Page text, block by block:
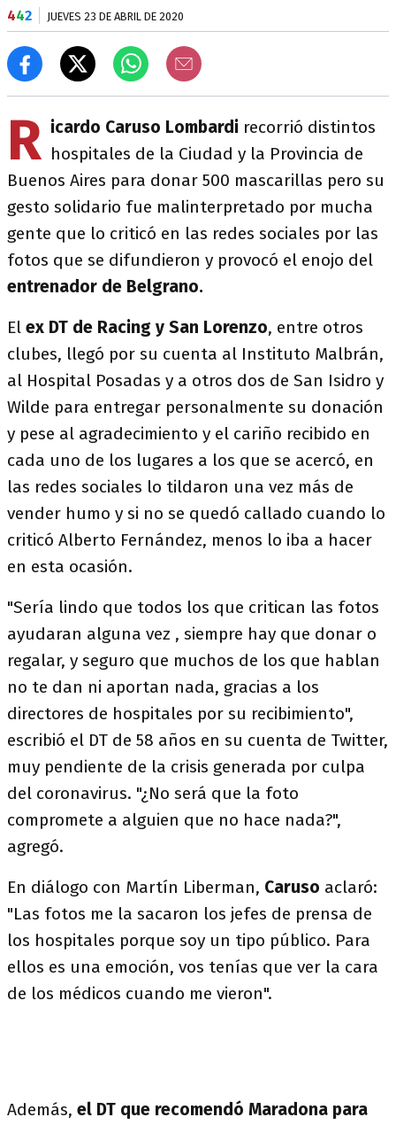
442 JUEVES 23 DE ABRIL DE 2020
R icardo Caruso Lombardi recorrió distintos
hospitales de la Ciudad y la Provincia de
Buenos Aires para donar 500 mascarillas pero su
gesto solidario fue malinterpretado por mucha
gente que lo criticó en las redes sociales por las
fotos que se difundieron y provocó el enojo del
entrenador de Belgrano.
El ex DT de Racing y San Lorenzo, entre otros
clubes, llegó por su cuenta al Instituto Malbrán,
al Hospital Posadas y a otros dos de San Isidro y
Wilde para entregar personalmente su donación
y pese al agradecimiento y el cariño recibido en
cada uno de los lugares a los que se acercó, en
las redes sociales lo tildaron una vez más de
vender humo y si no se quedó callado cuando lo
criticó Alberto Fernández, menos lo iba a hacer
en esta ocasión.
"Sería lindo que todos los que critican las fotos
ayudaran alguna vez , siempre hay que donar o
regalar, y seguro que muchos de los que hablan
no te dan ni aportan nada, gracias a los
directores de hospitales por su recibimiento",
escribió el DT de 58 años en su cuenta de Twitter,
muy pendiente de la crisis generada por culpa
del coronavirus. "¿No será que la foto
compromete a alguien que no hace nada?",
agregó.
En diálogo con Martín Liberman, Caruso aclaró:
"Las fotos me la sacaron los jefes de prensa de
los hospitales porque soy un tipo público. Para
ellos es una emoción, vos tenías que ver la cara
de los médicos cuando me vieron".
Además, el DT que recomendó Maradona para